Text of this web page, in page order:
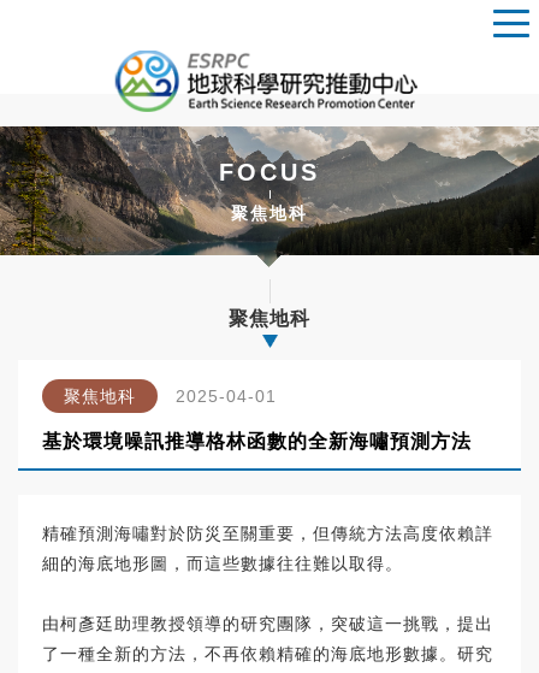
FOCUS
聚焦地科
聚焦地科
聚焦地科 2025-04-01
基於環境噪訊推導格林函數的全新海嘯預測方法
精確預測海嘯對於防災至關重要，但傳統方法高度依賴詳
細的海底地形圖，而這些數據往往難以取得。
由柯彥廷助理教授領導的研究團隊，突破這一挑戰，提出
了一種全新的方法，不再依賴精確的海底地形數據。研究